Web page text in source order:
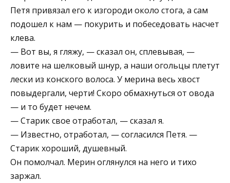
Петя привязал его к изгороди около стога, а сам
подошел к нам — покурить и побеседовать насчет
клева.
— Вот вы, я гляжу, — сказал он, сплевывая, —
ловите на шелковый шнур, а наши огольцы плетут
лески из конского волоса. У мерина весь хвост
повыдергали, черти! Скоро обмахнуться от овода
— и то будет нечем.
— Старик свое отработал, — сказал я.
— Известно, отработал, — согласился Петя. —
Старик хороший, душевный.
Он помолчал. Мерин оглянулся на него и тихо
заржал.